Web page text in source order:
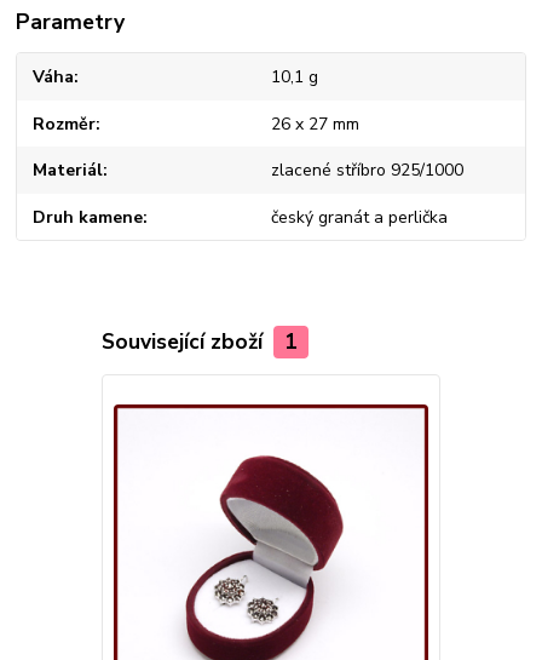
Parametry
Váha 10,1 g
Rozměr 26 x 27 mm
Materiál zlacené stříbro 925/1000
Druh kamene český granát a perlička
Související zboží 1